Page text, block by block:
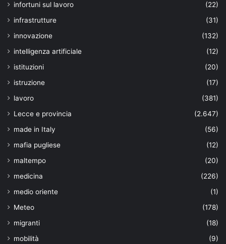
infortuni sul lavoro
(22)
infrastrutture
(31)
innovazione
(132)
intelligenza artificiale
(12)
istituzioni
(20)
istruzione
(17)
lavoro
(381)
Lecce e provincia
(2.647)
made in Italy
(56)
mafia pugliese
(12)
maltempo
(20)
medicina
(226)
medio oriente
(1)
Meteo
(178)
migranti
(18)
mobilità
(9)